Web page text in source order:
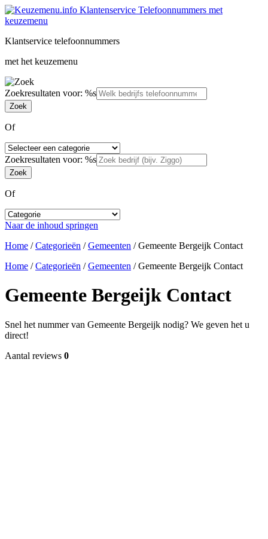
Klantservice telefoonnummers
met het keuzemenu
Zoekresultaten voor: %s
Of
Zoekresultaten voor: %s
Of
Naar de inhoud springen
Home /Categorieën /Gemeenten /Gemeente Bergeijk Contact
Home /Categorieën /Gemeenten /Gemeente Bergeijk Contact
Gemeente Bergeijk Contact
Snel het nummer van Gemeente Bergeijk nodig? We geven het u
direct!
Aantal reviews 0